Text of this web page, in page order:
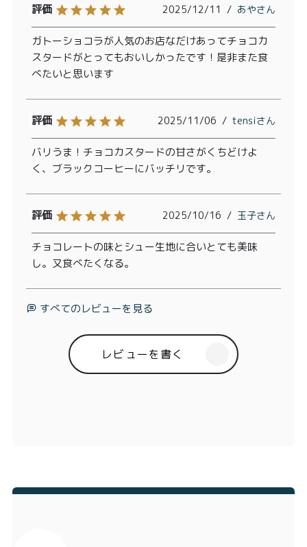
あや
2025/12/11
ガトーショコラが人気のお店なだけあってチョコカ
スタードがとってもおいしかったです！是非また食
べたいと思います
tensi
2025/11/06
バリうま！チョコカスタードの甘さがくちどけよ
く、ブラックコーヒーにバッチリです。
玉子
2025/10/16
チョコレートの味とシュー生地に合いとても美味
し。又食べたくなる。
すべてのレビューを見る
レビューを書く